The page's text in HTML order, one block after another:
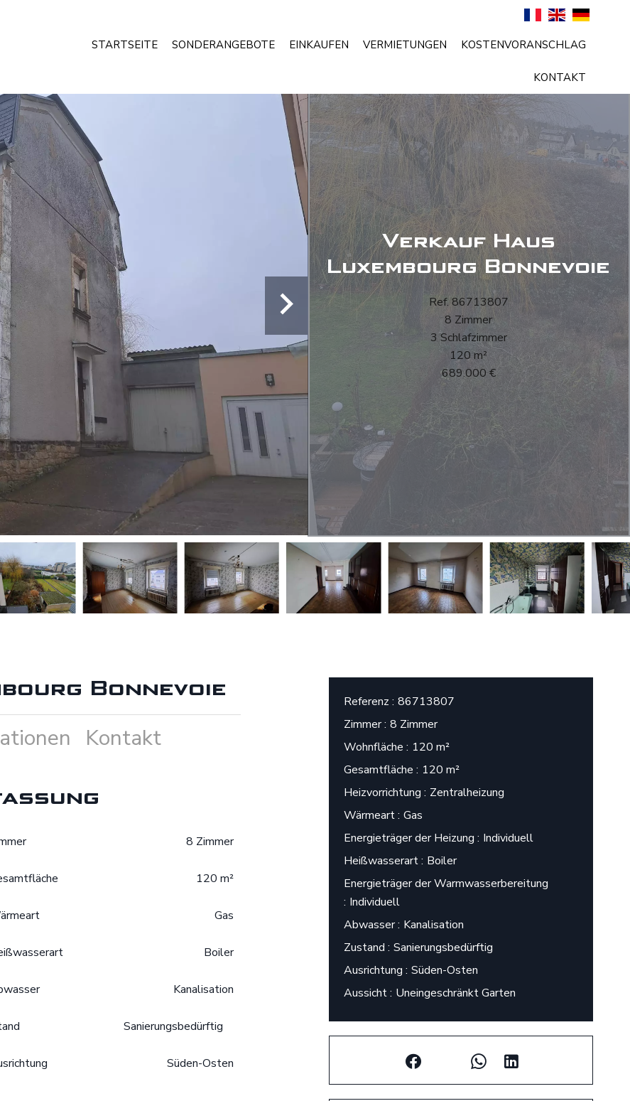
STARTSEITE SONDERANGEBOTE EINKAUFEN VERMIETUNGEN KOSTENVORANSCHLAG
KONTAKT
Verkauf Haus
Luxembourg Bonnevoie
Ref. 86713807
8 Zimmer
3 Schlafzimmer
120 m²
689.000 €
Bonnevoie
Kontakt
8 Zimmer
120 m²
Gas
Boiler
Kanalisation
Sanierungsbedürftig
Süden-Osten
Referenz 86713807
Zimmer 8 Zimmer
Wohnfläche
120 m²
Gesamtfläche
120 m²
Heizvorrichtung
Zentralheizung
Wärmeart Gas
Energieträger der Heizung
Individuell
Heißwasserart Boiler
Energieträger der Warmwasserbereitung
Individuell
Abwasser Kanalisation
Zustand Sanierungsbedürftig
Ausrichtung Süden-Osten
Aussicht Uneingeschränkt Garten